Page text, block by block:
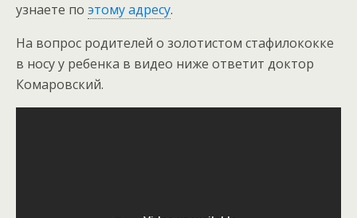
узнаете по этому адресу.
На вопрос родителей о золотистом стафилококке
в носу у ребенка в видео ниже ответит доктор
Комаровский.